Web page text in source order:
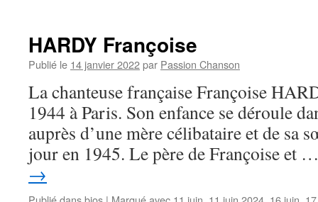
HARDY Françoise
Publié le 14 janvier 2022par Passion Chanson
La chanteuse française Françoise
1944 à Paris. Son enfance se déroule
auprès d’une mère célibataire et de sa
jour en 1945. Le père de Françoise et
→